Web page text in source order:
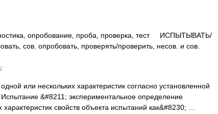
опробование, проба, проверка, тест ИСПЫТЫВАТЬ/
сов. опробовать, проверять/проверить, несов. и сов.
или нескольких характеристик согласно установленной
&#8211; экспериментальное определение
свойств объекта испытаний как&#8230; …